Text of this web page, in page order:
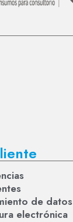
de datos
electrónica